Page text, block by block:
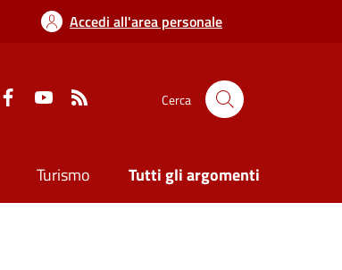
Accedi all'area personale
Cerca
Turismo Tutti gli argomenti